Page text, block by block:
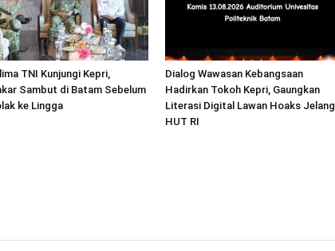
TNI Kunjungi Kepri,
Sambut di Batam Sebelum
ke Lingga
Dialog Wawasan Kebangsaan
Hadirkan Tokoh Kepri, Gaungkan
Literasi Digital Lawan Hoaks Jelang
HUT RI